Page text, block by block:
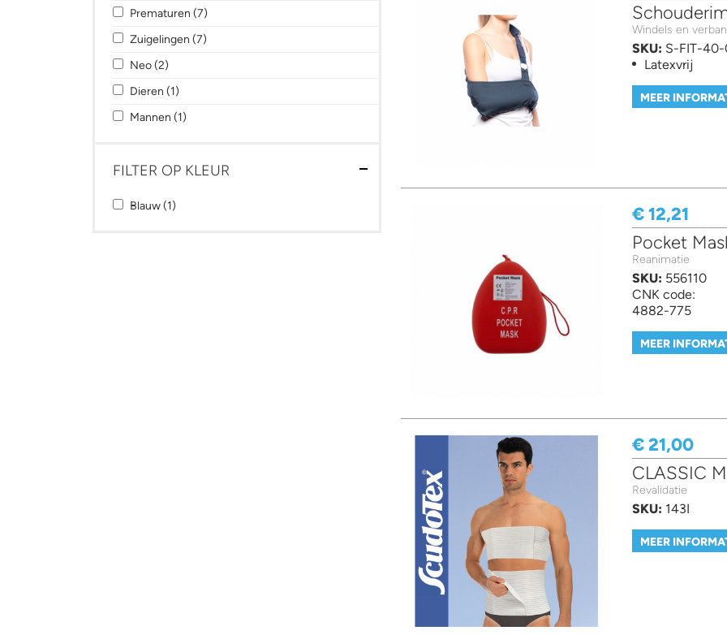
Apply Prematuren filter
Prematuren (7)
Apply Zuigelingen filter
Zuigelingen (7)
Apply Neo filter
Neo (2)
Apply Dieren filter
Dieren (1)
Apply Mannen filter
Mannen (1)
FILTER OP KLEUR
Apply Blauw filter
Blauw (1)
Windels en
SKU: S-FIT-40-
Latexvrij
MEER
€ 12,21
Pocket
Reanimatie
SKU: 556110
CNK code:
4882-775
MEER
€ 21,00
CLASSIC
Revalidatie
SKU: 143I
MEER